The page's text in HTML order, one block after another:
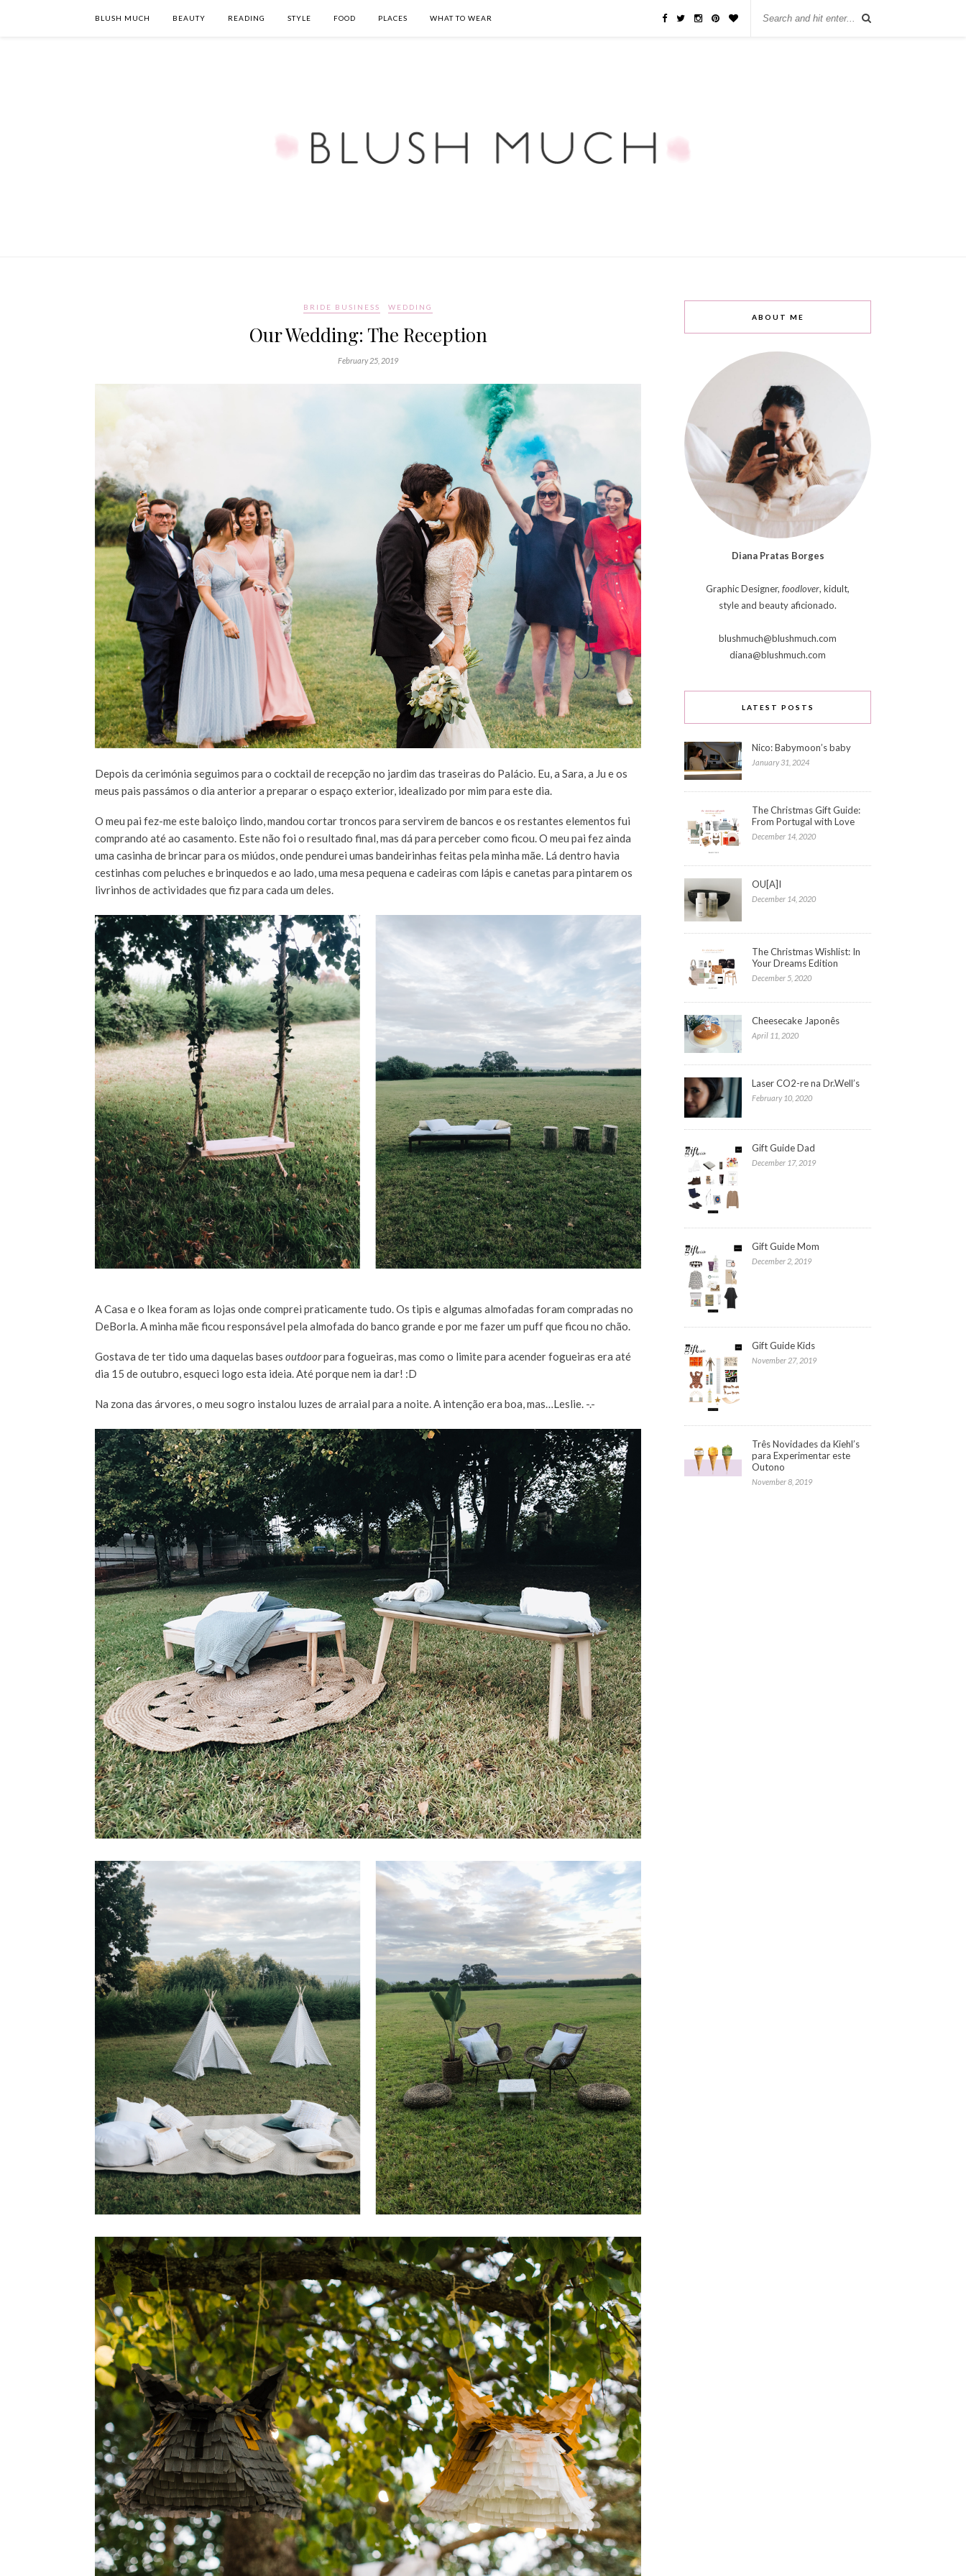
BLUSH MUCH BEAUTY READING STYLE FOOD PLACES WHAT TO WEAR
BRIDE BUSINESS WEDDING
Our Wedding: The Reception
February 25, 2019
Depois da cerimónia seguimos para o cocktail de recepção no jardim das traseiras do Palácio. Eu, a Sara, a Ju e os
meus pais passámos o dia anterior a preparar o espaço exterior, idealizado por mim para este dia.
O meu pai fez-me este baloiço lindo, mandou cortar troncos para servirem de bancos e os restantes elementos fui
comprando até ao casamento. Este não foi o resultado final, mas dá para perceber como ficou. O meu pai fez ainda
uma casinha de brincar para os miúdos, onde pendurei umas bandeirinhas feitas pela minha mãe. Lá dentro havia
cestinhas com peluches e brinquedos e ao lado, uma mesa pequena e cadeiras com lápis e canetas para pintarem os
livrinhos de actividades que fiz para cada um deles.
A Casa e o Ikea foram as lojas onde comprei praticamente tudo. Os tipis e algumas almofadas foram compradas no
DeBorla. A minha mãe ficou responsável pela almofada do banco grande e por me fazer um puff que ficou no chão.
Gostava de ter tido uma daquelas bases outdoorpara fogueiras, mas como o limite para acender fogueiras era até
dia 15 de outubro, esqueci logo esta ideia. Até porque nem ia dar! :D
Na zona das árvores, o meu sogro instalou luzes de arraial para a noite. A intenção era boa, mas…Leslie. -.-
ABOUT ME
Diana Pratas Borges
Graphic Designer, foodlover, kidult,
style and beauty aficionado.
blushmuch@blushmuch.com
diana@blushmuch.com
LATEST POSTS
Nico: Babymoon’s baby
January 31, 2024
The Christmas Gift Guide:
From Portugal with Love
December 14, 2020
OU[A]I
December 14, 2020
The Christmas Wishlist: In
Your Dreams Edition
December 5, 2020
Cheesecake Japonês
April 11, 2020
Laser CO2-re na Dr.Well’s
February 10, 2020
Gift Guide Dad
December 17, 2019
Gift Guide Mom
December 2, 2019
Gift Guide Kids
November 27, 2019
Três Novidades da Kiehl’s
para Experimentar este
Outono
November 8, 2019